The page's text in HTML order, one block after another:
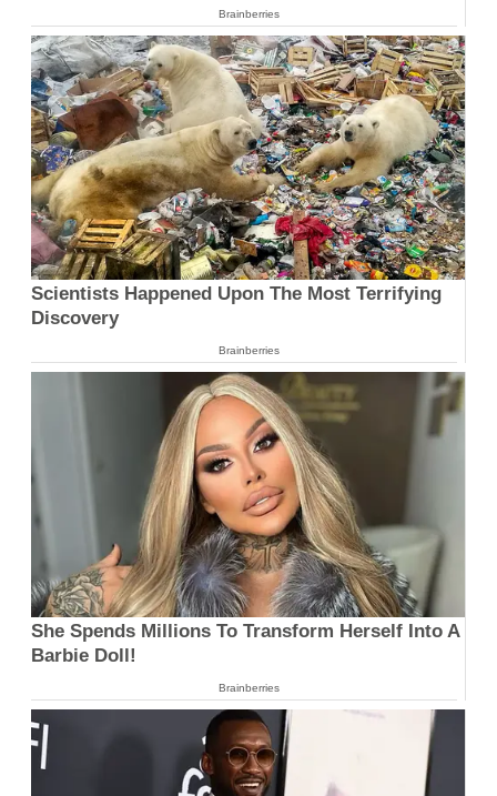
Brainberries
Scientists Happened Upon The Most Terrifying
Discovery
Brainberries
She Spends Millions To Transform Herself Into A
Barbie Doll!
Brainberries